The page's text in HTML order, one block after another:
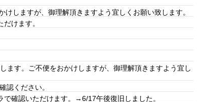
しますが、御理解頂きますよう宜しくお願い致します。
けます。
ます。ご不便をおかけしますが、御理解頂きますよう宜し
認ください。
確認いただけます。→6/17午後復旧しました。